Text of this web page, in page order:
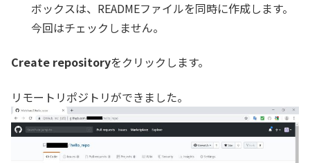
ボックスは、READMEファイルを同時に作成します。
今回はチェックしません。
Create repositoryをクリックします。
リモートリポジトリができました。